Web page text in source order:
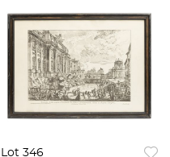
Lot 346